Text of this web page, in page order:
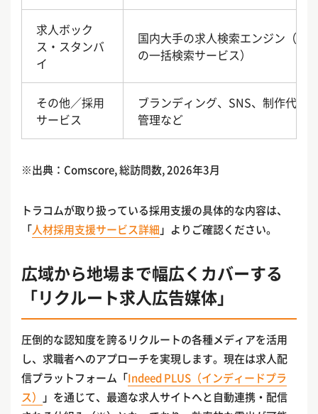
求人ボック
ス・スタンバ
イ
国内大手の求人検索エンジン（求
の一括検索サービス）
その他／採用
サービス
ブランディング、SNS、制作代行
管理など
※出典：Comscore, 総訪問数, 2026年3月
トラコムが取り扱っている採用支援の具体的な内容は、
「人材採用支援サービス詳細 」よりご確認ください。
広域から地場まで幅広くカバーする
「リクルート求人広告媒体」
圧倒的な認知度を誇るリクルートの各種メディアを活用
し、求職者へのアプローチを実現します。現在は求人配
信プラットフォーム「Indeed PLUS（インディードプラ
ス）
」を通じて、最適な求人サイトへと自動連携・配信